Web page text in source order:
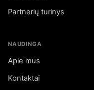
Partnerių turinys
NAUDINGA
Apie mus
Kontaktai